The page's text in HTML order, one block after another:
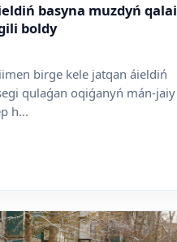
basyna muzdyń qalai
boldy
birge kele jatqan áieldiń
qulaǵan oqiǵanyń mán-jaiy
h...